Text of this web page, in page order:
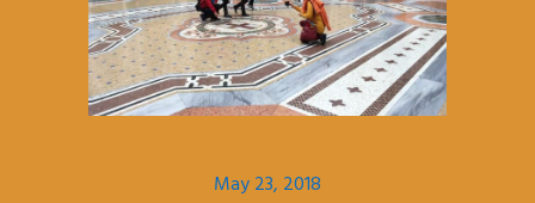
May 23, 2018